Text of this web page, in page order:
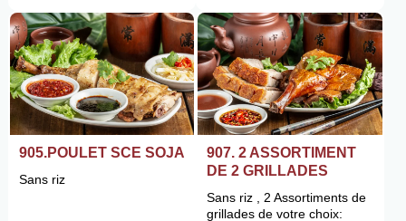
905.POULET SCE SOJA
Sans riz
907. 2 ASSORTIMENT
DE 2 GRILLADES
Sans riz , 2 Assortiments de
grillades de votre choix: